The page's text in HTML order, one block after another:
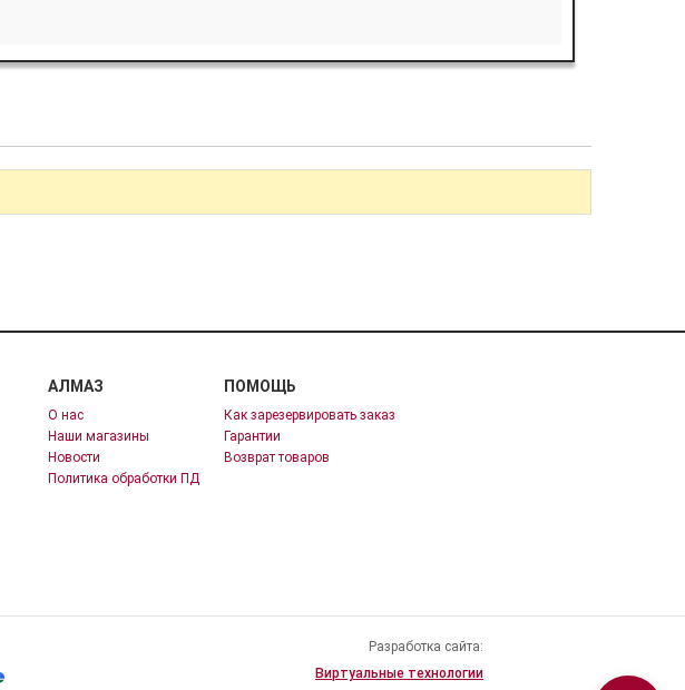
АЛМАЗ
О нас
Наши магазины
Новости
Политика обработки ПД
ПОМОЩЬ
Как зарезервировать заказ
Гарантии
Возврат товаров
Разработка сайта:
Виртуальные технологии